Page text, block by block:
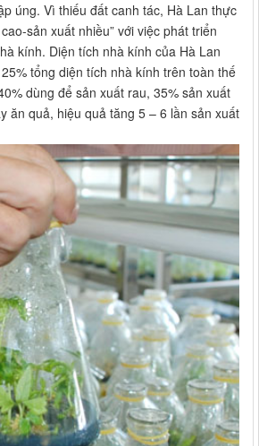
úng. Vì thiếu đất canh tác, Hà Lan thực
sản xuất nhiều” với việc phát triển
kính. Diện tích nhà kính của Hà Lan
tổng diện tích nhà kính trên toàn thế
dùng để sản xuất rau, 35% sản xuất
ăn quả, hiệu quả tăng 5 – 6 lần sản xuất